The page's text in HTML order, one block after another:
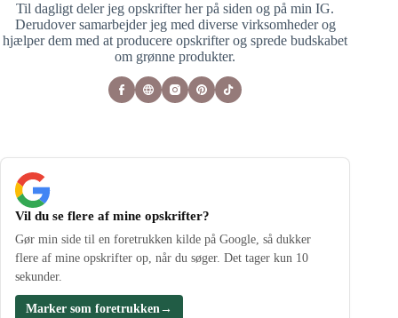
Til dagligt deler jeg opskrifter her på siden og på min IG.
Derudover samarbejder jeg med diverse virksomheder og
hjælper dem med at producere opskrifter og sprede budskabet
om grønne produkter.
Vil du se flere af mine opskrifter?
Gør min side til en foretrukken kilde på Google, så dukker
flere af mine opskrifter op, når du søger. Det tager kun 10
sekunder.
Marker som foretrukken →